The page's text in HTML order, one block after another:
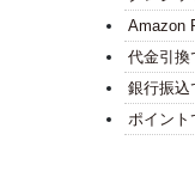
Amazon
代金引換
銀行振込
ポイント